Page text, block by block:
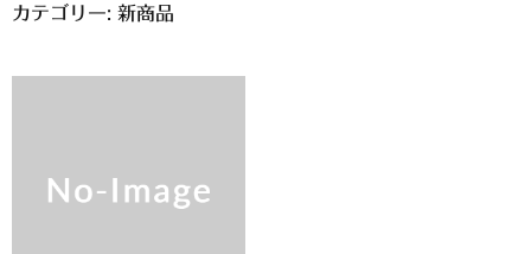
ホーム
オリジナルラベル
カテゴリー: 新商品